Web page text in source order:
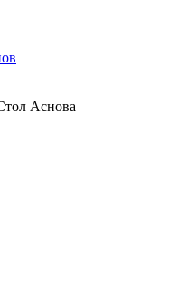
Аснова